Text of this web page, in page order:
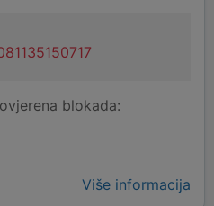
blokada:
Više informacija